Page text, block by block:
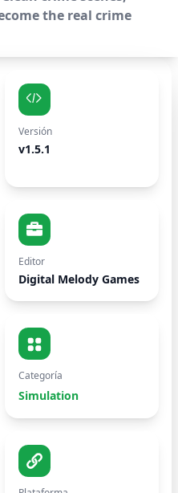
the real crime
Versión
v1.5.1
Editor
Digital Melody Games
Categoría
Simulation